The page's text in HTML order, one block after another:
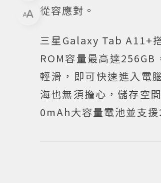
從容應對。
三星Galaxy Tab A11+
ROM容量最高達
輕滑，即可快速進入電
海也無須擔心，儲存空
0mAh大容量電池並支